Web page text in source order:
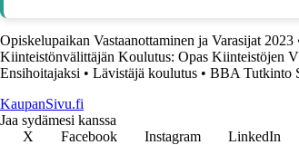
Opiskelupaikan Vastaanottaminen ja Varasijat 2023
Kiinteistönvälittäjän Koulutus: Opas Kiinteistöjen
Ensihoitajaksi • Lävistäjä koulutus • BBA Tutkinto
KaupanSivu.fi
Jaa sydämesi kanssa
X
Facebook Instagram LinkedIn